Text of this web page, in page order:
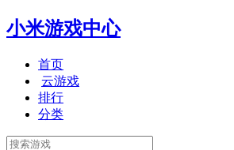
小米游戏中心
首页
云游戏
排行
分类